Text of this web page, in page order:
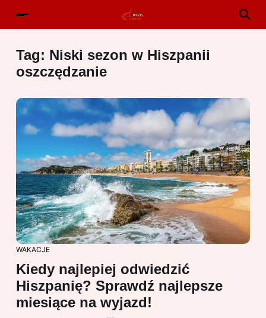
Tag: Niski sezon w Hiszpanii
oszczędzanie
WAKACJE
Kiedy najlepiej odwiedzić
Hiszpanię? Sprawdź najlepsze
miesiące na wyjazd!